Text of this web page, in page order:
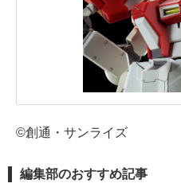
©創通・サンライズ
編集部のおすすめ記事